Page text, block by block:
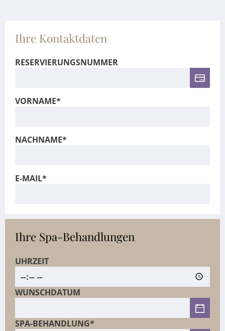
Ihre Kontaktdaten
RESERVIERUNGSNUMMER
VORNAME*
NACHNAME*
E-MAIL*
Ihre Spa-Behandlungen
SPA-BEHANDLUNG*
WUNSCHDATUM
UHRZEIT